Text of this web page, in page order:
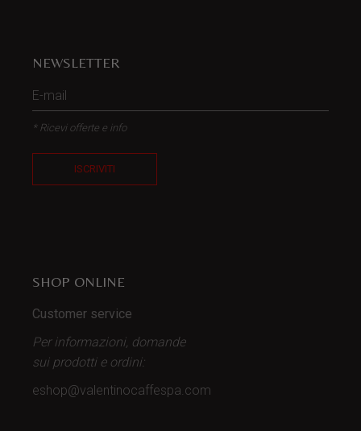
NEWSLETTER
* Ricevi offerte e info
ISCRIVITI
SHOP ONLINE
Customer service
Per informazioni, domande
sui prodotti e ordini:
eshop@valentinocaffespa.com